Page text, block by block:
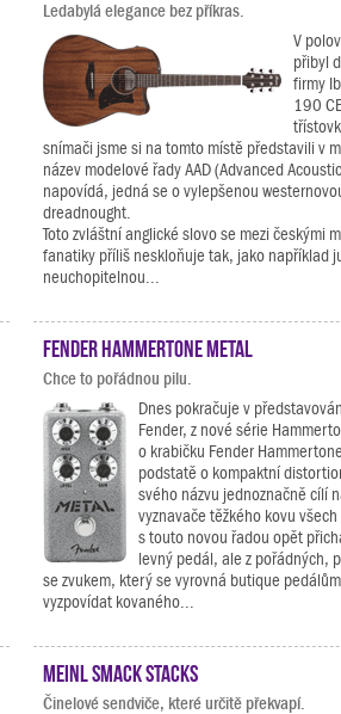
Ledabylá elegance bez příkras.
V
přibyl
firmy
190
snímači jsme si na tomto místě představili v
název modelové řady AAD (Advanced
napovídá, jedná se o vylepšenou
dreadnought.
Toto zvláštní anglické slovo se mezi českými
fanatiky příliš neskloňuje tak, jako například
neuchopitelnou...
Fender Hammertone Metal
Chce to pořádnou pilu.
Dnes pokračuje v
Fender, z nové série
o krabičku Fender
podstatě o kompaktní
svého názvu jednoznačně cílí
vyznavače těžkého kovu
s touto novou řadou opět
levný pedál, ale z pořádných,
se zvukem, který se vyrovná butique
vyzpovídat kovaného...
Meinl Smack Stacks
Činelové sendviče, které určitě překvapí.